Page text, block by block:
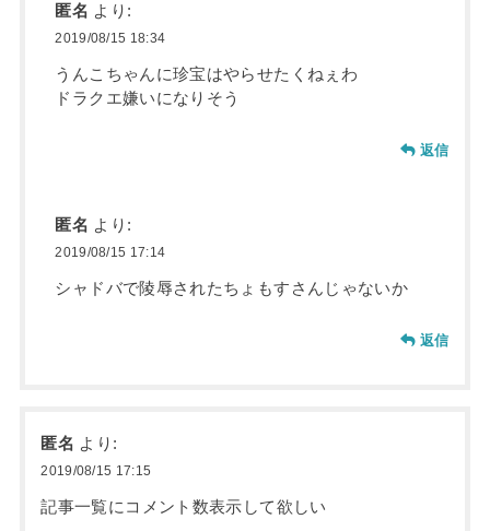
匿名 より:
2019/08/15 18:34
うんこちゃんに珍宝はやらせたくねぇわ
ドラクエ嫌いになりそう
返信
匿名 より:
2019/08/15 17:14
シャドバで陵辱されたちょもすさんじゃないか
返信
匿名 より:
2019/08/15 17:15
記事一覧にコメント数表示して欲しい